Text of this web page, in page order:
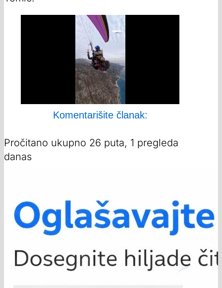
Komentarišite članak:
Pročitano ukupno 26 puta, 1 pregleda
danas